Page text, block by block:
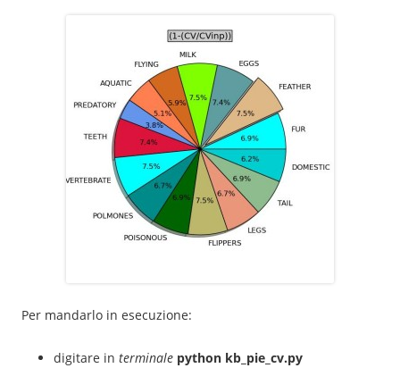
Per mandarlo in esecuzione:
digitare in terminale python kb_pie_cv.py